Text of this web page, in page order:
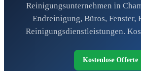
Reinigungsunternehmen in
Endreinigung, Büros, Fenster,
Reinigungsdienstleistungen.
Kostenlose Offerte